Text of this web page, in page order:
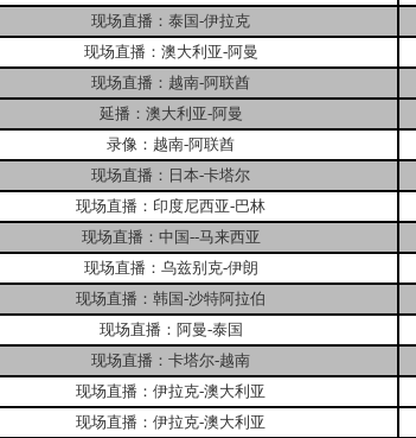
现场直播：泰国-伊拉克
现场直播：澳大利亚-阿曼
现场直播：越南-阿联酋
延播：澳大利亚-阿曼
录像：越南-阿联酋
现场直播：日本-卡塔尔
现场直播：印度尼西亚-巴林
现场直播：中国--马来西亚
现场直播：乌兹别克-伊朗
现场直播：韩国-沙特阿拉伯
现场直播：阿曼-泰国
现场直播：卡塔尔-越南
现场直播：伊拉克-澳大利亚
现场直播：伊拉克-澳大利亚